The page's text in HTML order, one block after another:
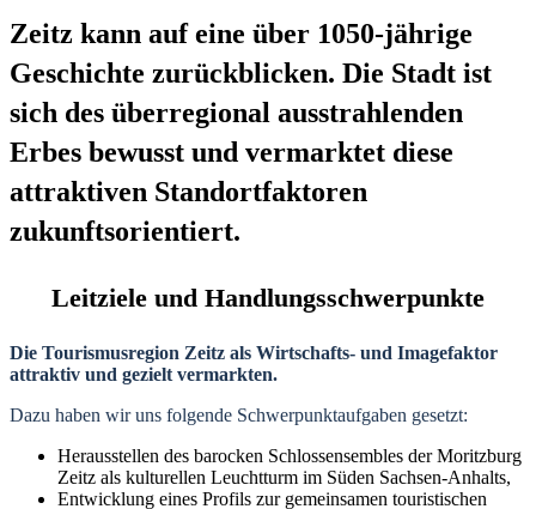
Zeitz kann auf eine über 1050-jährige
Geschichte zurückblicken. Die Stadt ist
sich des überregional ausstrahlenden
Erbes bewusst und vermarktet diese
attraktiven Standortfaktoren
zukunftsorientiert.
Leitziele und Handlungsschwerpunkte
Die Tourismusregion Zeitz als Wirtschafts- und Imagefaktor
attraktiv und gezielt vermarkten.
Dazu haben wir uns folgende Schwerpunktaufgaben gesetzt:
Herausstellen des barocken Schlossensembles der Moritzburg
Zeitz als kulturellen Leuchtturm im Süden Sachsen-Anhalts,
Entwicklung eines Profils zur gemeinsamen touristischen